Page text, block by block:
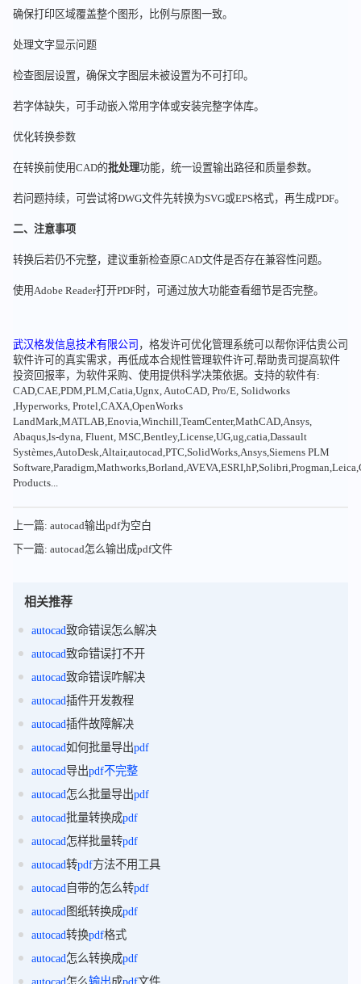
确保打印区域覆盖整个图形，比例与原图一致。
处理文字显示问题
检查图层设置，确保文字图层未被设置为不可打印。
若字体缺失，可手动嵌入常用字体或安装完整字体库。
优化转换参数
在转换前使用CAD的批处理功能，统一设置输出路径和质量参数。
若问题持续，可尝试将DWG文件先转换为SVG或EPS格式，再生成PDF。
二、注意事项
转换后若仍不完整，建议重新检查原CAD文件是否存在兼容性问题。
使用Adobe Reader打开PDF时，可通过放大功能查看细节是否完整。
武汉格发信息技术有限公司 ，格发许可优化管理系统可以帮你评估贵公司
软件许可的真实需求，再低成本合规性管理软件许可,帮助贵司提高软件
投资回报率，为软件采购、使用提供科学决策依据。支持的软件有:
CAD,CAE,PDM,PLM,Catia,Ugnx, AutoCAD, Pro/E, Solidworks
,Hyperworks, Protel,CAXA,OpenWorks
LandMark,MATLAB,Enovia,Winchill,TeamCenter,MathCAD,Ansys,
Abaqus,ls-dyna, Fluent, MSC,Bentley,License,UG,ug,catia,Dassault
Systèmes,AutoDesk,Altair,autocad,PTC,SolidWorks,Ansys,Siemens PLM
Products...
上一篇: autocad输出pdf为空白
下一篇: autocad怎么输出成pdf文件
相关推荐
autocad致命错误怎么解决
autocad致命错误打不开
autocad致命错误咋解决
autocad插件开发教程
autocad插件故障解决
autocad如何批量导出pdf
autocad导出pdf不完整
autocad怎么批量导出pdf
autocad批量转换成pdf
autocad怎样批量转pdf
autocad转pdf方法不用工具
autocad自带的怎么转pdf
autocad图纸转换成pdf
autocad转换pdf格式
autocad怎么转换成pdf
autocad怎么输出成pdf文件